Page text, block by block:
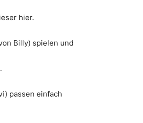
hier.
Billy) spielen und
passen einfach